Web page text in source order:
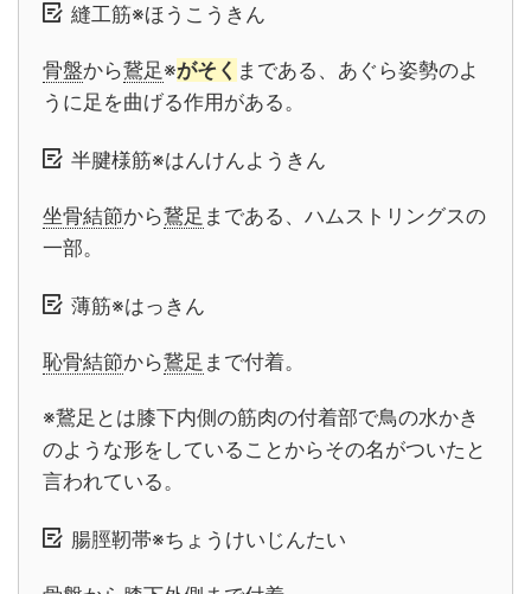
縫工筋※ほうこうきん
骨盤から鵞足※がそく まである、あぐら姿勢のよ
うに足を曲げる作用がある。
半腱様筋※はんけんようきん
坐骨結節から鵞足 まである、ハムストリングスの
一部。
薄筋※はっきん
恥骨結節から鵞足 まで付着。
※鵞足とは膝下内側の筋肉の付着部で鳥の水かき
のような形をしていることからその名がついたと
言われている。
腸脛靭帯※ちょうけいじんたい